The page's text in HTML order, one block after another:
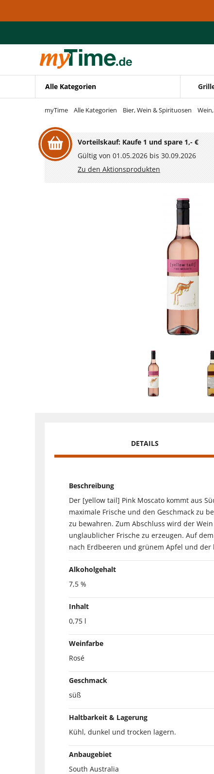
Zur Navigation springen
Alle Kategorien
myTime Alle Kategorien Bier, Wein & Spirituosen
Vorteilskauf: Kaufe 1 und spare 1,- €
Gültig von 01.05.2026 bis 30.09.2026
Zu den Aktionsprodukten
DETAILS
Beschreibung
Der [yellow tail] Pink Moscato kommt aus
maximale Frische und den Geschmack zu
zu bewahren. Zum Abschluss wird der
unglaublicher Frische zu erzeugen. Auf
nach Erdbeeren und grünem Apfel und
Alkoholgehalt
7,5 %
Inhalt
0,75 l
Weinfarbe
Rosé
Geschmack
süß
Haltbarkeit & Lagerung
Kühl, dunkel und trocken lagern.
Anbaugebiet
South Australia